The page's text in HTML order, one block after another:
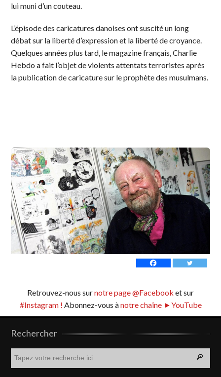
lui muni d’un couteau.
L’épisode des caricatures danoises ont suscité un long
débat sur la liberté d’expression et la liberté de croyance.
Quelques années plus tard, le magazine français, Charlie
Hebdo a fait l’objet de violents attentats terroristes après
la publication de caricature sur le prophète des musulmans.
Retrouvez-nous surnotre page @Facebook et sur
#Instagram ! Abonnez-vous ànotre chaîne ►YouTube
Rechercher